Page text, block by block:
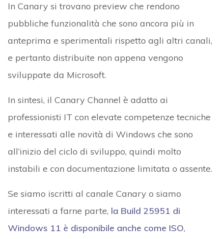
In Canary si trovano preview che rendono
pubbliche funzionalità che sono ancora più in
anteprima e sperimentali rispetto agli altri canali,
e pertanto distribuite non appena vengono
sviluppate da Microsoft.
In sintesi, il Canary Channel è adatto ai
professionisti IT con elevate competenze tecniche
e interessati alle novità di Windows che sono
all’inizio del ciclo di sviluppo, quindi molto
instabili e con documentazione limitata o assente.
Se siamo iscritti al canale Canary o siamo
interessati a farne parte, la Build 25951 di
Windows 11 è disponibile anche come ISO,